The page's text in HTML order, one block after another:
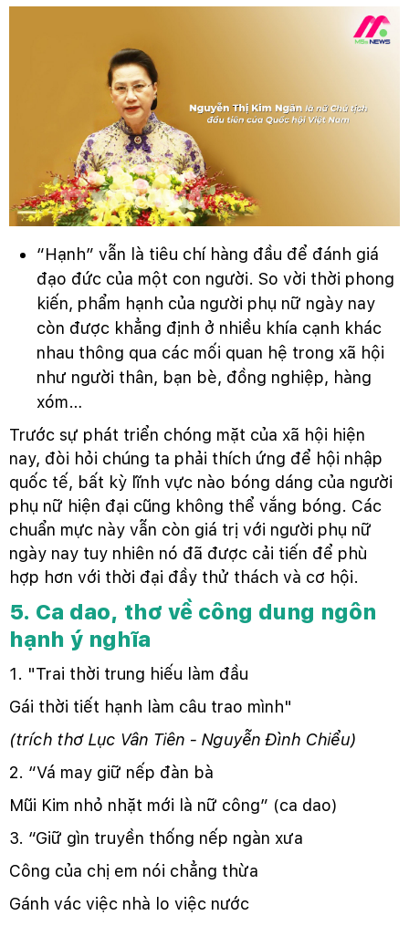
“Hạnh” vẫn là tiêu chí hàng đầu để đánh giá
đạo đức của một con người. So vời thời phong
kiến, phẩm hạnh của người phụ nữ ngày nay
còn được khẳng định ở nhiều khía cạnh khác
nhau thông qua các mối quan hệ trong xã hội
như người thân, bạn bè, đồng nghiệp, hàng
xóm…
Trước sự phát triển chóng mặt của xã hội hiện
nay, đòi hỏi chúng ta phải thích ứng để hội nhập
quốc tế, bất kỳ lĩnh vực nào bóng dáng của người
phụ nữ hiện đại cũng không thể vắng bóng. Các
chuẩn mực này vẫn còn giá trị với người phụ nữ
ngày nay tuy nhiên nó đã được cải tiến để phù
hợp hơn với thời đại đầy thử thách và cơ hội.
5. Ca dao, thơ về công dung ngôn
hạnh ý nghĩa
1. "Trai thời trung hiếu làm đầu
Gái thời tiết hạnh làm câu trao mình"
(trích thơ Lục Vân Tiên - Nguyễn Đình Chiểu)
2. “Vá may giữ nếp đàn bà
Mũi Kim nhỏ nhặt mới là nữ công” (ca dao)
3. “Giữ gìn truyền thống nếp ngàn xưa
Công của chị em nói chẳng thừa
Gánh vác việc nhà lo việc nước